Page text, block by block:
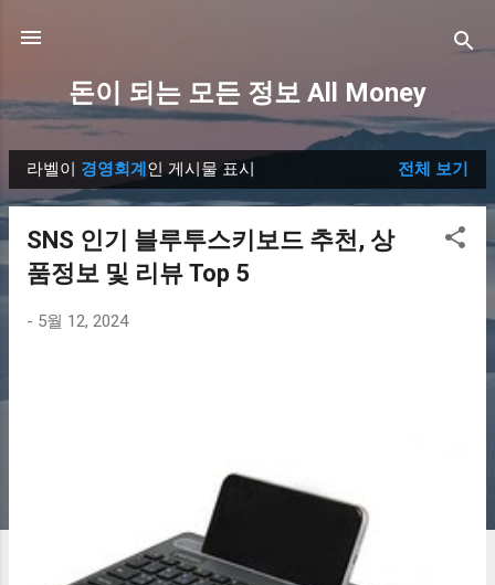
돈이 되는 모든 정보 All Money
글
라벨이 경영회계인 게시물 표시 전체 보기
SNS 인기 블루투스키보드 추천, 상
품정보 및 리뷰 Top 5
- 5월 12, 2024